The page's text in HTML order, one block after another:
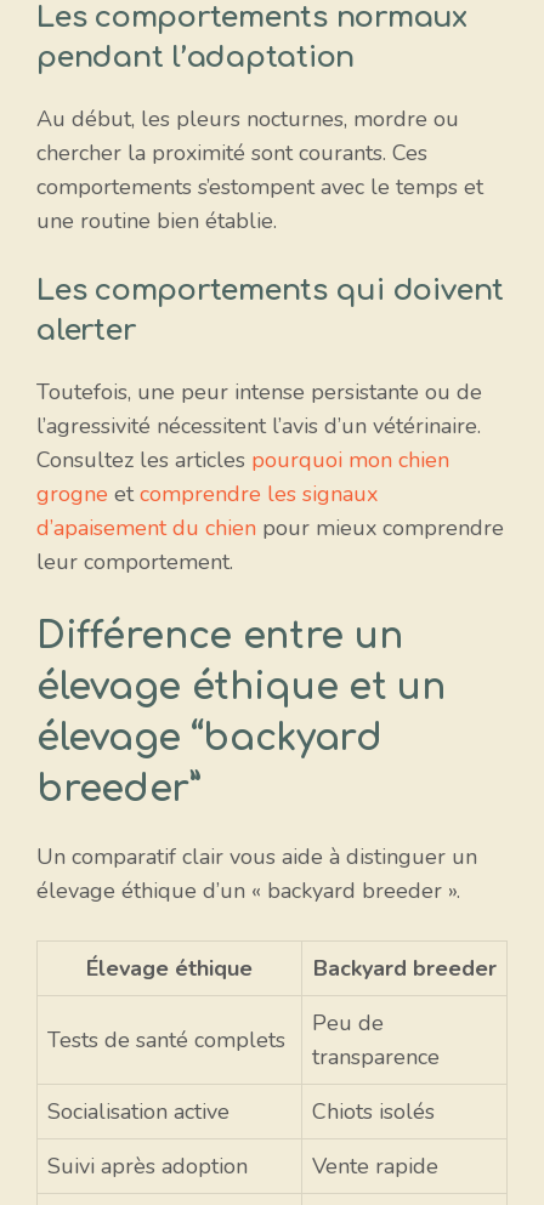
Les comportements normaux
pendant l’adaptation
Au début, les pleurs nocturnes, mordre ou
chercher la proximité sont courants. Ces
comportements s’estompent avec le temps et
une routine bien établie.
Les comportements qui doivent
alerter
Toutefois, une peur intense persistante ou de
l’agressivité nécessitent l’avis d’un vétérinaire.
Consultez les articles pourquoi mon chien
grogne etcomprendre les signaux
d’apaisement du chien pour mieux comprendre
leur comportement.
Différence entre un
élevage éthique et un
élevage “backyard
breeder”
Un comparatif clair vous aide à distinguer un
élevage éthique d’un « backyard breeder ».
Élevage éthique Backyard breeder
Tests de santé complets
Peu de
transparence
Socialisation active
Chiots isolés
Suivi après adoption
Vente rapide